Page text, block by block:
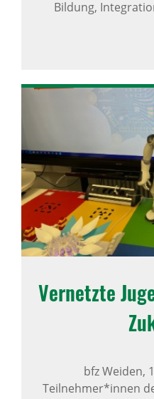
Bildung,
Vernetzte
bfz Weiden,
Teilnehmer*innen